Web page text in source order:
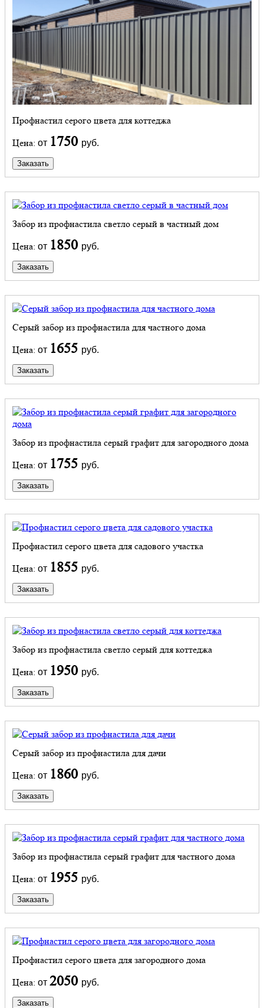
Профнастил серого цвета для коттеджа
Цена: от 1750 руб.
Заказать
Забор из профнастила светло серый в частный дом
Цена: от 1850 руб.
Заказать
Серый забор из профнастила для частного дома
Цена: от 1655 руб.
Заказать
Забор из профнастила серый графит для загородного дома
Цена: от 1755 руб.
Заказать
Профнастил серого цвета для садового участка
Цена: от 1855 руб.
Заказать
Забор из профнастила светло серый для коттеджа
Цена: от 1950 руб.
Заказать
Серый забор из профнастила для дачи
Цена: от 1860 руб.
Заказать
Забор из профнастила серый графит для частного дома
Цена: от 1955 руб.
Заказать
Профнастил серого цвета для загородного дома
Цена: от 2050 руб.
Заказать